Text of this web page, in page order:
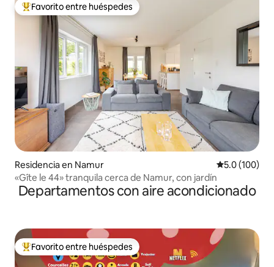
De los mejores en Favorito entre huéspedes
Favorito entre huéspedes
Residencia en Namur Calificación
5.0 (100)
«Gîte le 44» tranquila cerca de Namur, con jardín
Departamentos con aire acondicionado
De los mejores en Favorito entre huéspedes
Favorito entre huéspedes